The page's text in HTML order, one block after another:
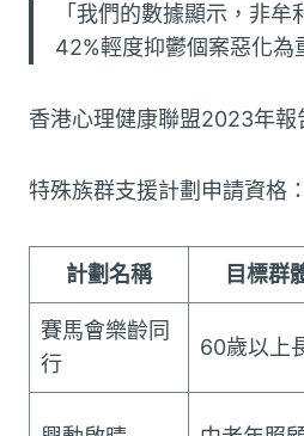
「我們的數據顯示，非
42%輕度抑鬱個案惡化為
香港心理健康聯盟2023年報
特殊族群支援計劃申請資格：
計劃名稱 目標群
賽馬會樂齡同
行
60歲以上